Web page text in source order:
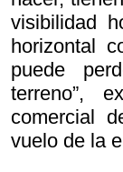
visibilidad
horizontal
puede
terreno”,
comercial
vuelo de la